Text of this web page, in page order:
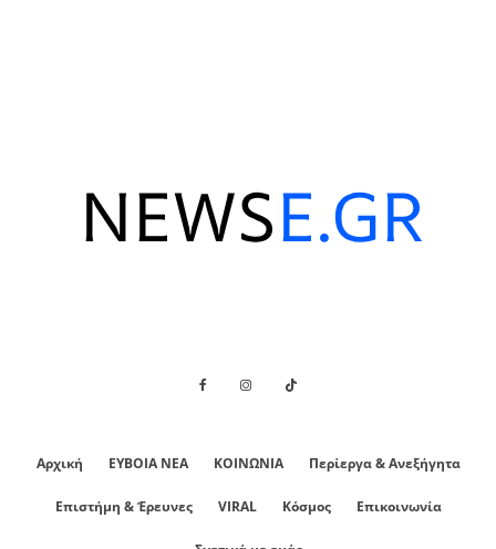
Αρχική ΕΥΒΟΙΑ ΝΕΑ ΚΟΙΝΩΝΙΑ Περίεργα & Ανεξήγητα
Επιστήμη & Έρευνες VIRAL Κόσμος Επικοινωνία